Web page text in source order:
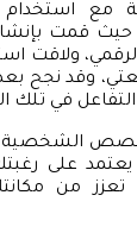
مع استخدام
حيث قمت
ولاقت
وقد نجح
في تلك
الشخصية
يعتمد على
تعزز من